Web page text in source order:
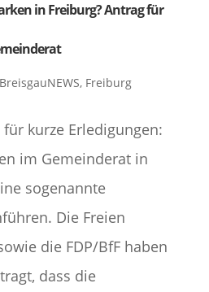
in Freiburg? Antrag für
BreisgauNEWS, Freiburg
kurze Erledigungen:
im Gemeinderat in
sogenannte
Die Freien
die FDP/BfF haben
dass die